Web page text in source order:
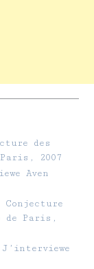
des
2007
Aven
Conjecture
de Paris,
J’interviewe